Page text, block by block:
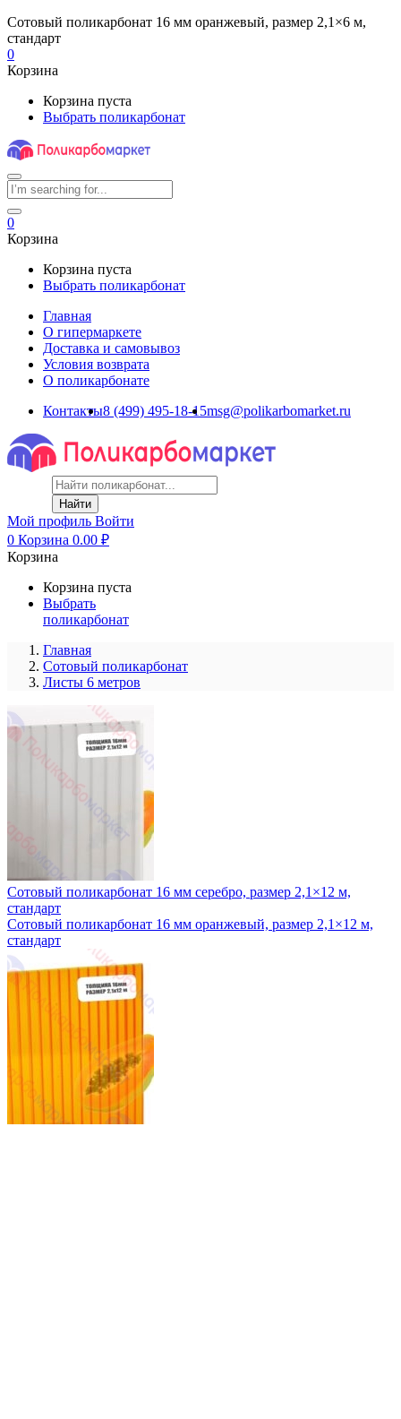
Сотовый поликарбонат 16 мм оранжевый, размер 2,1×6 м,
стандарт
0
Корзина
Корзина пуста
Выбрать поликарбонат
0
Корзина
Корзина пуста
Выбрать поликарбонат
Главная
О гипермаркете
Доставка и самовывоз
Условия возврата
О поликарбонате
Контакты8 (499) 495-18-15msg@polikarbomarket.ru
Найти
Мой профиль Войти
0 Корзина 0.00 ₽
Корзина
Корзина пуста
Выбрать
поликарбонат
Главная
Сотовый поликарбонат
Листы 6 метров
Сотовый поликарбонат 16 мм серебро, размер 2,1×12 м,
стандарт
Сотовый поликарбонат 16 мм оранжевый, размер 2,1×12 м,
стандарт